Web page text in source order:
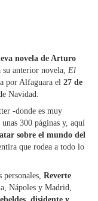
novela de Arturo
su anterior novela, El
por Alfaguara el 27 de
Navidad.
-donde es muy
300 páginas y, aquí
sobre el mundo del
que rodea a todo lo
Reverte
Nápoles y Madrid,